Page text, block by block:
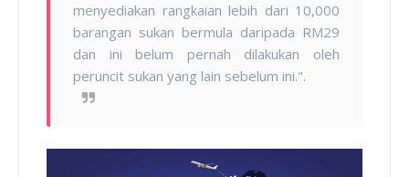
menyediakan rangkaian lebih dari 10,000
barangan sukan bermula daripada RM29
dan ini belum pernah dilakukan oleh
peruncit sukan yang lain sebelum ini.".